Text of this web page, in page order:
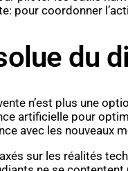
pour coordonner
du
n’est plus une
artificielle pour
avec les nouveaux
sur les réalités